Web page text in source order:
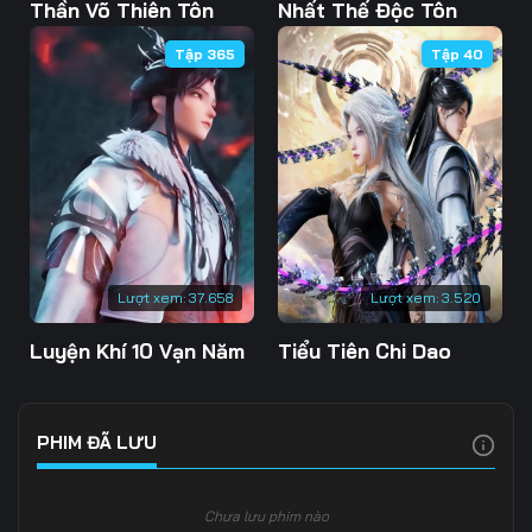
Tập 108 Tập 109 Tập 110
Tập 111 Tập 112 Tập 113
Tập 114 Tập 115 Tập 116
Tập 117 Tập 118 Tập 119
Tập 120 Tập 121 Tập 122
Tập 123 Tập 124 Tập 125
Tập 126 Tập 127 Tập 128
Thần Võ Thiên Tôn Nhất Thế Độc Tôn
Lượt xem: 37.658
Tập 365
Luyện Khí 10 Vạn Năm
Lượt xem: 3.520
Tập 40
Tiểu Tiên Chi Dao
PHIM ĐÃ LƯU
Chưa lưu phim nào